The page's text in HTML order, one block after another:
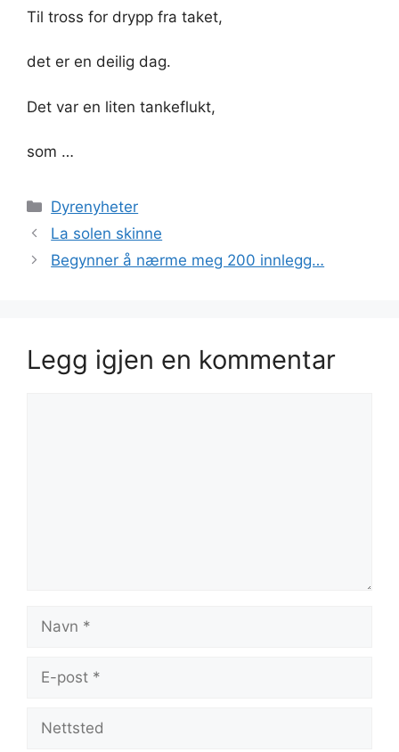
Til tross for drypp fra taket,
det er en deilig dag.
Det var en liten tankeflukt,
som …
Kategorier
Dyrenyheter
La solen skinne
Begynner å nærme meg 200 innlegg…
Legg igjen en kommentar
Navn
Nettsted